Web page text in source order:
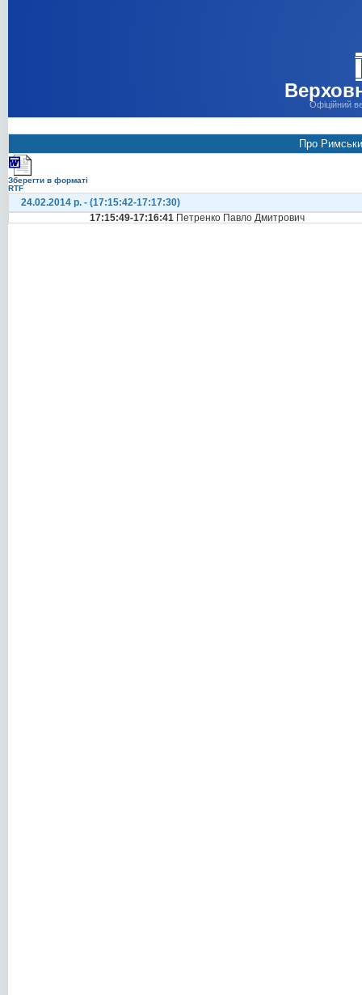
Офіційний
Про
Зберегти в форматі
RTF
24.02.2014 р. - (17:15:42-17:17:30)
17:15:49-17:16:41 Петренко Павло Дмитрович